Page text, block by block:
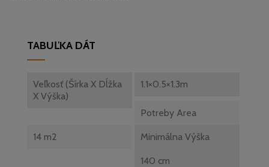
TABUĽKA DÁT
Veľkosť (Šírka X Dĺžka
X Výška)
1.1×0.5×1.3m
Potreby Area
14 m2 Minimálna Výška
140 cm